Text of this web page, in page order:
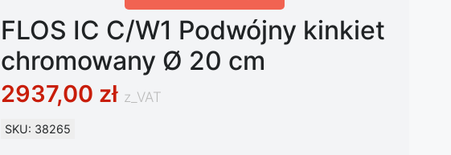
FLOS IC C/W1 Podwójny kinkiet
chromowany Ø 20 cm
2937,00 zł z_VAT
SKU: 38265